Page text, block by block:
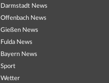
Darmstadt News
Offenbach News
Gießen News
Fulda News
Bayern News
Sport
Wetter